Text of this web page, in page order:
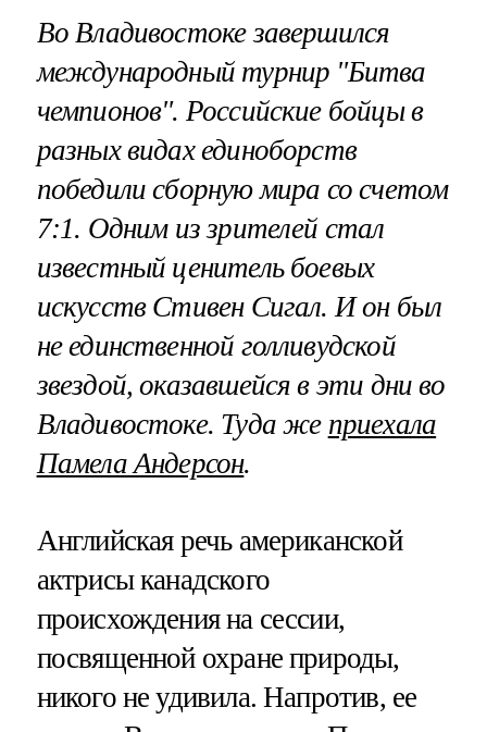
Во Владивостоке завершился
международный турнир "Битва
чемпионов". Российские бойцы в
разных видах единоборств
победили сборную мира со счетом
7:1. Одним из зрителей стал
известный ценитель боевых
искусств Стивен Сигал. И он был
не единственной голливудской
звездой, оказавшейся в эти дни во
Владивостоке. Туда же приехала
Памела Андерсон.
Английская речь американской
актрисы канадского
происхождения на сессии,
посвященной охране природы,
никого не удивила. Напротив, ее